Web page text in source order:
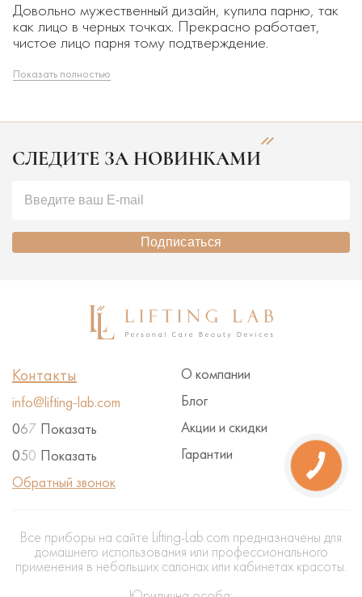
5
Довольно мужественный дизайн, купила парню, так
как лицо в черных точках. Прекрасно работает,
чистое лицо парня тому подтверждение.
Показать полностью
СЛЕДИТЕ ЗА НОВИНКАМИ
Подписаться
О компании
Блог
Акции и скидки
Гарантии
Контакты
info@lifting-lab.com
067 Показать
050 Показать
Обратный звонок
Все приборы на сайте Lifting-Lab.com предназначены для
домашнего использования или профессионального
применения в небольших салонах или кабинетах красоты.